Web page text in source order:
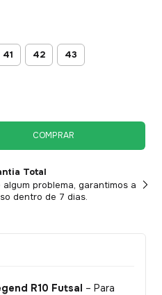
41 42 43
Total
problema, garantimos a
dentro de 7 dias.
R10 Futsal – Para